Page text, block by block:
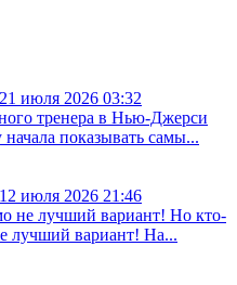
21 июля 2026 03:32
тренера в Нью-Джерси
начала показывать самы...
12 июля 2026 21:46
не лучший вариант! Но кто-
лучший вариант! На...